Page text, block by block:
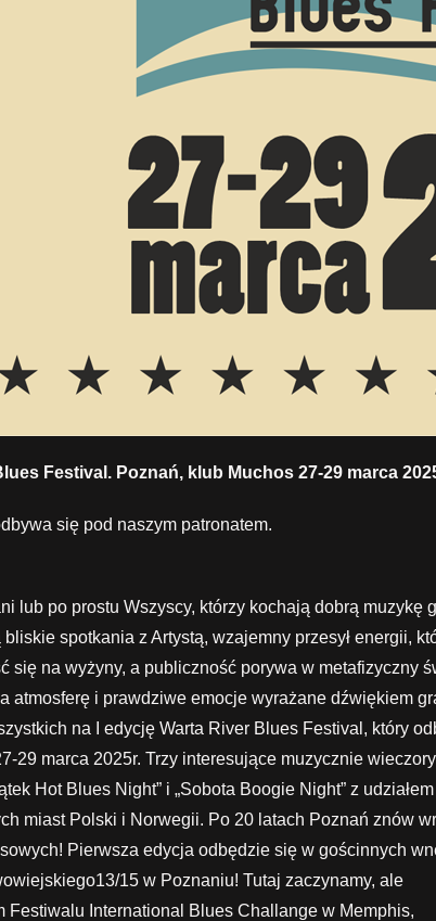
Festival. Poznań, klub Muchos 27-29 marca
się pod naszym patronatem.
lub po prostu Wszyscy, którzy kochają dobrą muzykę
spotkania z Artystą, wzajemny przesył energii,
się na wyżyny, a publiczność porywa w metafizyczny
atmosferę i prawdziwe emocje wyrażane dźwiękiem
na I edycję Warta River Blues Festival, który
29 marca 2025r. Trzy interesujące muzycznie
Hot Blues Night” i „Sobota Boogie Night” z udziałem
miast Polski i Norwegii. Po 20 latach Poznań znów
Pierwsza edycja odbędzie się w gościnnych
15 w Poznaniu! Tutaj zaczynamy, ale
Festiwalu International Blues Challange w Memphis,